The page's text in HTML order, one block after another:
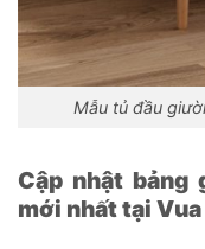
Mẫu tủ đầu
Cập nhật bảng
mới nhất tại